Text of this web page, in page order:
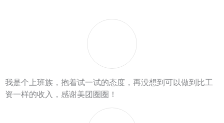
我是个上班族，抱着试一试的态度，再没想到可以做到比工
资一样的收入，感谢美团圈圈！